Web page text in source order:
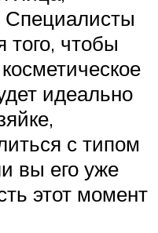
Специалисты
того, чтобы
идеально
с типом
вы его уже
этот момент